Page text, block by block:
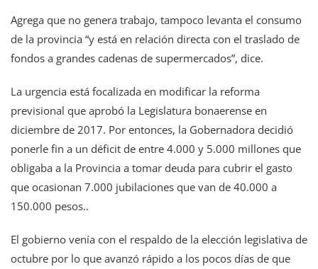
Agrega que no genera trabajo, tampoco levanta el consumo
de la provincia “y está en relación directa con el traslado de
fondos a grandes cadenas de supermercados”, dice.
La urgencia está focalizada en modificar la reforma
previsional que aprobó la Legislatura bonaerense en
diciembre de 2017. Por entonces, la Gobernadora decidió
ponerle fin a un déficit de entre 4.000 y 5.000 millones que
obligaba a la Provincia a tomar deuda para cubrir el gasto
que ocasionan 7.000 jubilaciones que van de 40.000 a
150.000 pesos..
El gobierno venía con el respaldo de la elección legislativa de
octubre por lo que avanzó rápido a los pocos días de que